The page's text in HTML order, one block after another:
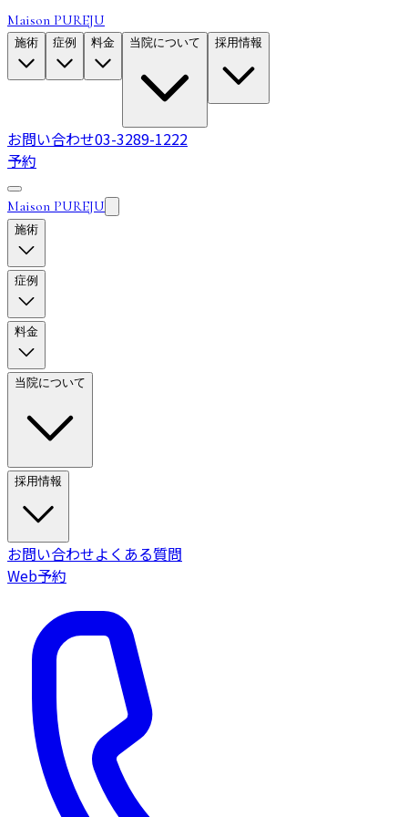
Maison PUREJU
施術 症例 料金 当院について 採用情報
お問い合わせ03-3289-1222
予約
Maison PUREJU
施術
症例
料金
当院について
採用情報
お問い合わせよくある質問
Web予約